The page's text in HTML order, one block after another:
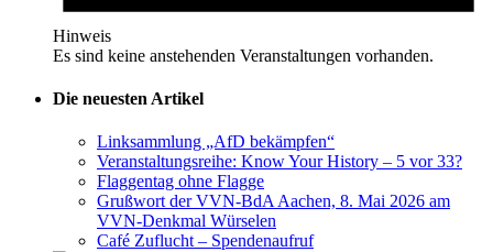
Hinweis
Es sind keine anstehenden Veranstaltungen vorhanden.
Die neuesten Artikel
Linksammlung „AfD bekämpfen“
Veranstaltungsreihe: Know Your History – 5 vor 33?
Flaggentag ohne Flagge
Grußwort der VVN-BdA Aachen, 8. Mai 2026 am
VVN-Denkmal Würselen
Café Zuflucht – Spendenaufruf